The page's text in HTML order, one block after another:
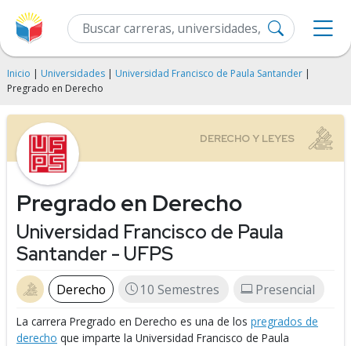
Inicio | Universidades | Universidad Francisco de Paula Santander |
Pregrado en Derecho
Pregrado en Derecho
Universidad Francisco de Paula
Santander - UFPS
Derecho 10 Semestres Presencial
La carrera Pregrado en Derecho es una de los pregrados de
derecho que imparte la Universidad Francisco de Paula